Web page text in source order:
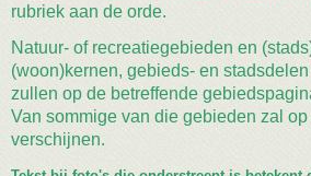
rubriek aan de orde.
Natuur- of recreatiegebieden en
(woon)kernen, gebieds- en
zullen op de betreffende
Van sommige van die gebieden zal
verschijnen.